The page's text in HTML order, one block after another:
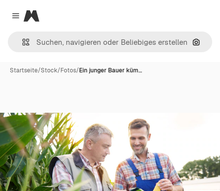
Close menu
Magnific
Nach
Startseite/Stock/Fotos/Ein junger Bauer küm…